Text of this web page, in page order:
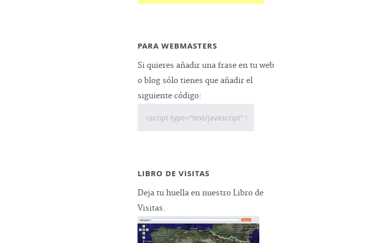
PARA WEBMASTERS
Si quieres añadir una frase en tu web
o blog sólo tienes que añadir el
siguiente código:
LIBRO DE VISITAS
Deja tu huella en nuestro Libro de
Visitas.